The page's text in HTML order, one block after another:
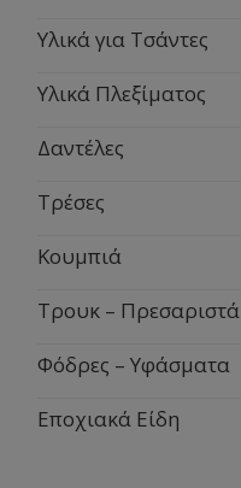
Υλικά για Τσάντες
Υλικά Πλεξίματος
Δαντέλες
Τρέσες
Κουμπιά
Τρουκ – Πρεσαριστά
Φόδρες – Υφάσματα
Εποχιακά Είδη